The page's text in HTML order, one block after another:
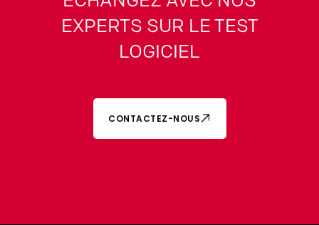
EXPERTS SUR LE TEST
LOGICIEL
CONTACTEZ-NOUS